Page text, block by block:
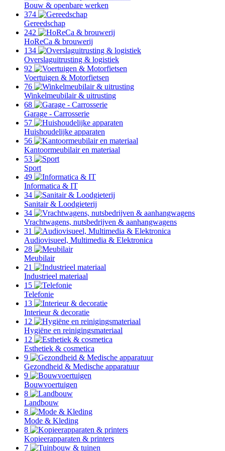
Bouw & openbare werken
374
Gereedschap
242
HoReCa & brouwerij
134
Overslaguitrusting & logistiek
92
Voertuigen & Motorfietsen
76
Winkelmeubilair & uitrusting
68
Garage - Carrosserie
57
Huishoudelijke apparaten
56
Kantoormeubilair en materiaal
53
Sport
49
Informatica & IT
34
Sanitair & Loodgieterij
34
Vrachtwagens, nutsbedrijven & aanhangwagens
31
Audiovisueel, Multimedia & Elektronica
28
Meubilair
21
Industrieel materiaal
15
Telefonie
13
Interieur & decoratie
12
Hygiëne en reinigingsmateriaal
12
Esthetiek & cosmetica
9
Gezondheid & Medische apparatuur
9
Bouwvoertuigen
8
Landbouw
8
Mode & Kleding
8
Kopieerapparaten & printers
7